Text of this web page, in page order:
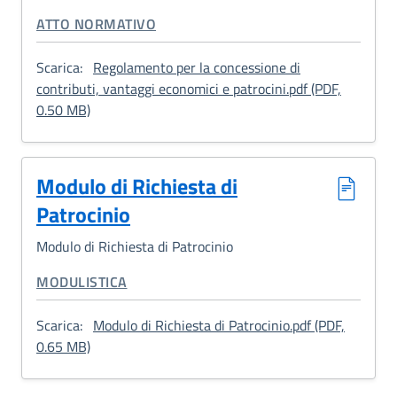
CATEGORIA CORRELATA:
ATTO NORMATIVO
Scarica: Regolamento per la concessione di
contributi, vantaggi economici e patrocini.pdf (PDF,
0.50 MB): Regolamento per la concessione di contributi,
Modulo di Richiesta di
Patrocinio
Modulo di Richiesta di Patrocinio
CATEGORIA CORRELATA:
MODULISTICA
Scarica: Modulo di Richiesta di Patrocinio.pdf (PDF,
0.65 MB): Modulo di Richiesta di Patrocinio